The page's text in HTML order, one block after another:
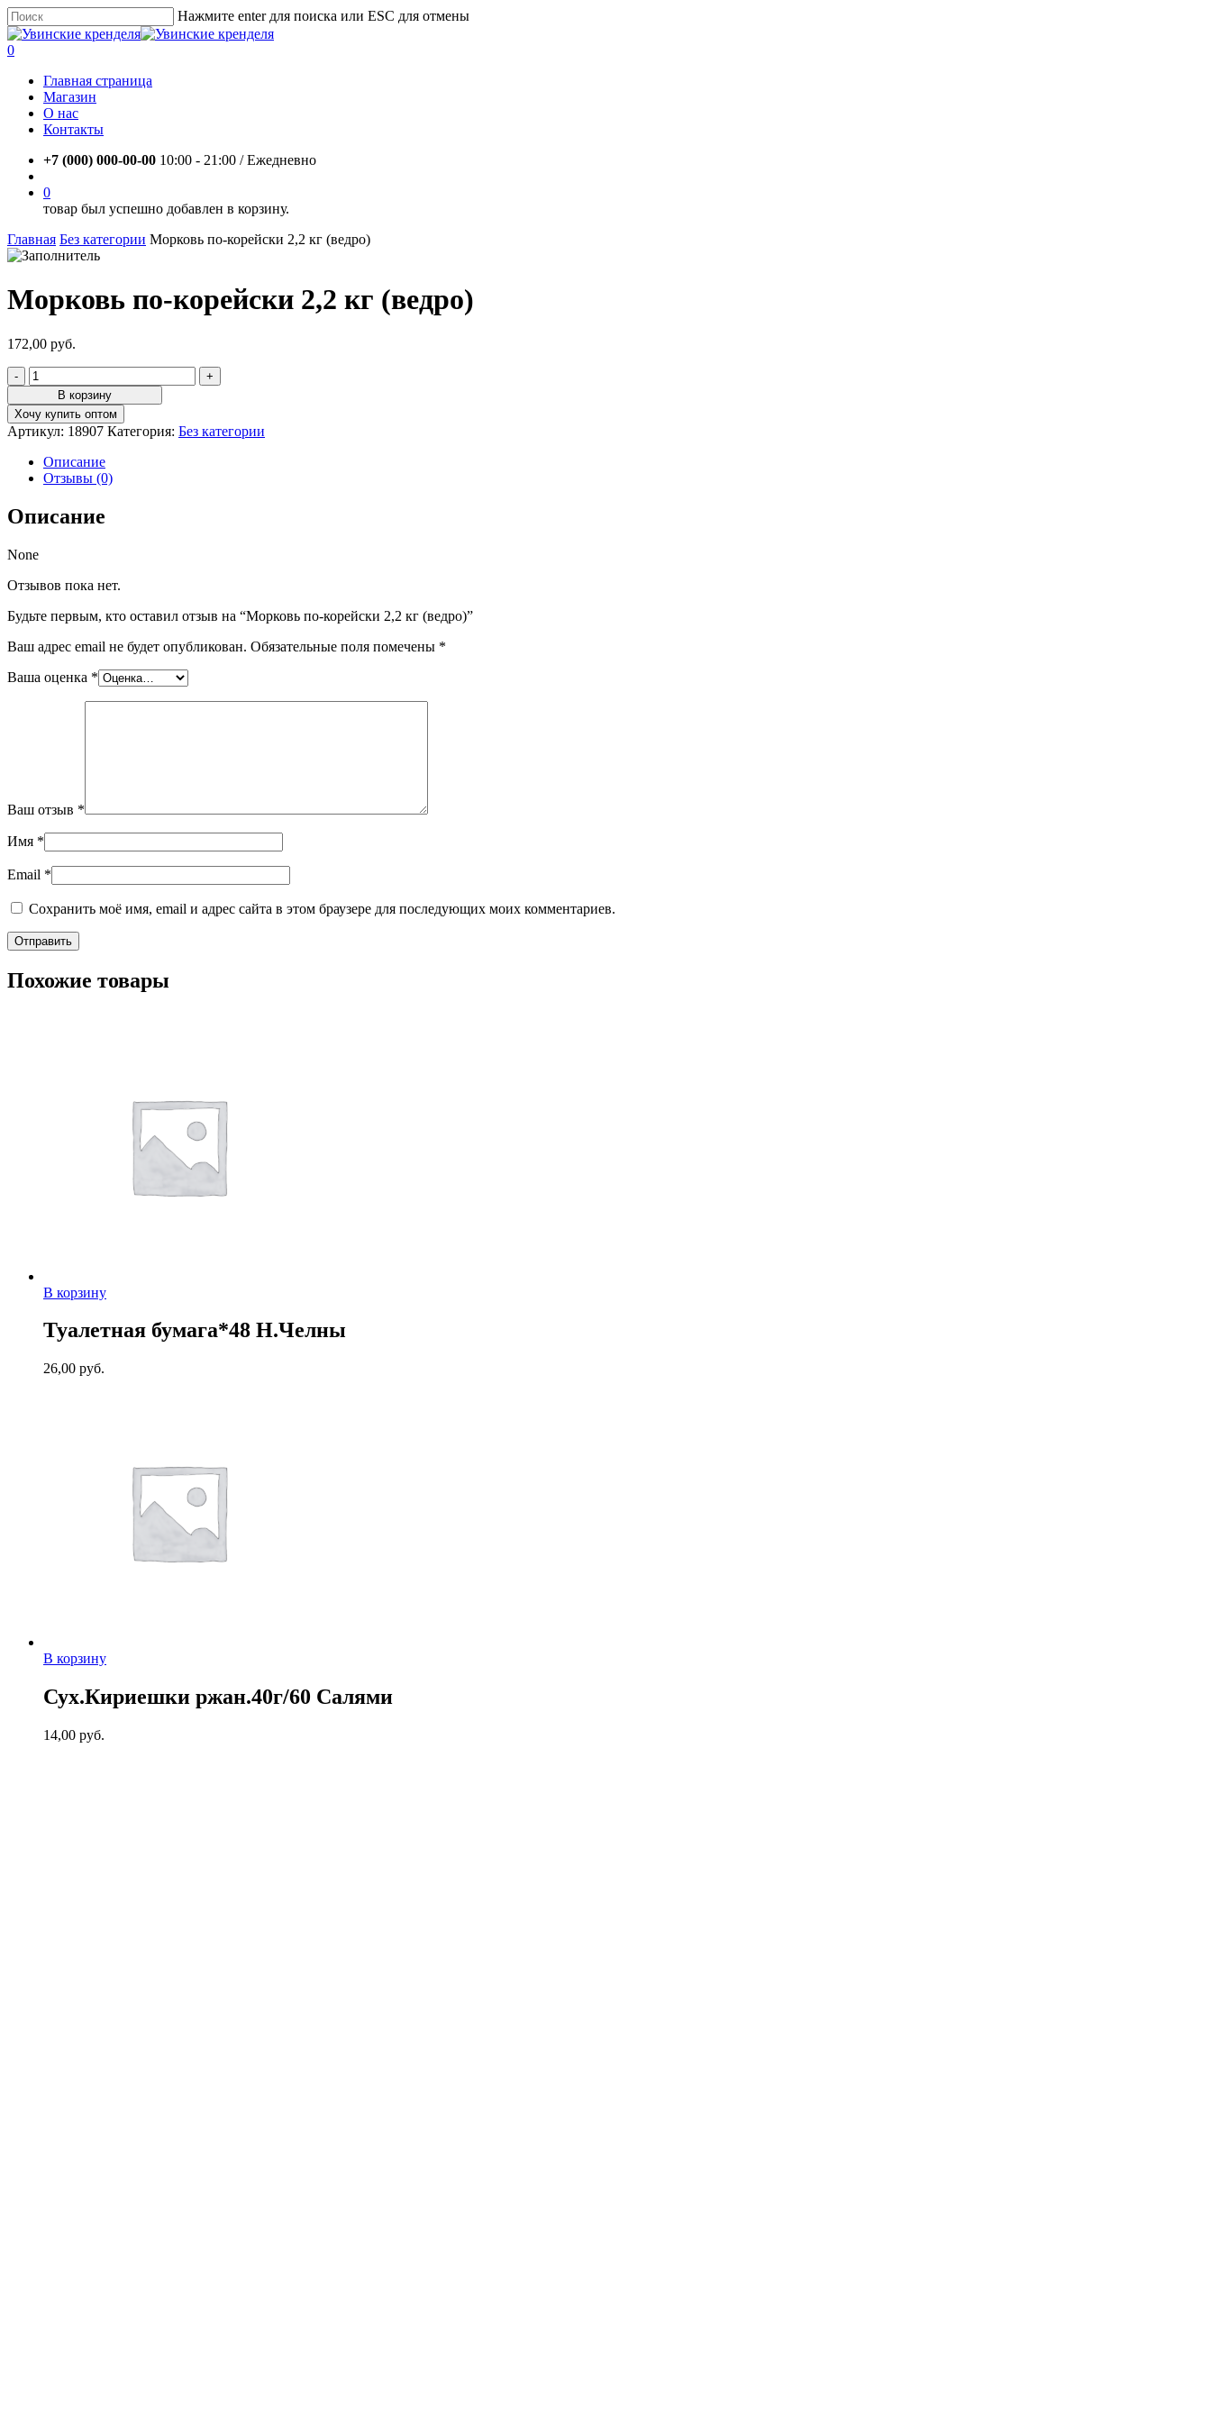
Skip
to
main
Нажмите enter для поиска или ESC для отмены
Close
Search
account
0
Главная страница
Магазин
О нас
Контакты
+7 (000) 000-00-00 10:00 - 21:00 / Eжедневно
0
товар был успешно добавлен в корзину.
Главная Без категории Морковь по-корейски 2,2 кг (ведро)
Морковь по-корейски 2,2 кг (ведро)
172,00 руб.
Количество
товара
Морковь
по-
корейски
2,2
(ведро)
В корзину
Хочу купить оптом
Артикул: 18907 Категория: Без категории
Описание
Отзывы (0)
Описание
None
Отзывов пока нет.
Будьте первым, кто оставил отзыв на “Морковь по-корейски 2,2 кг (ведро)”
Ваш адрес email не будет опубликован. Обязательные поля помечены *
Ваша оценка *
Ваш отзыв *
Имя *
Email *
Сохранить моё имя, email и адрес сайта в этом браузере для последующих моих комментариев.
Похожие товары
В корзину
Туалетная бумага*48 Н.Челны
26,00 руб.
В корзину
Сух.Кириешки ржан.40г/60 Салями
14,00 руб.